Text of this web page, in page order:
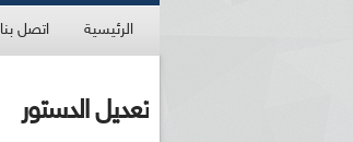
الرئيسية اتصل بنا
تعديل الدستور